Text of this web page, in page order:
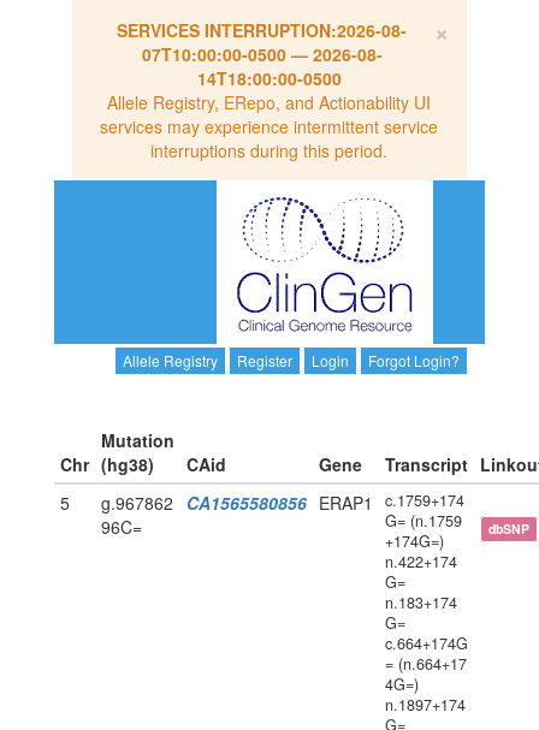
×
SERVICES INTERRUPTION:2026-08-
07T10:00:00-0500— 2026-08-
14T18:00:00-0500
Allele Registry, ERepo, and Actionability UI
services may experience intermittent service
interruptions during this period.
Allele Registry Register Login Forgot Login?
Chr
Mutation
(hg38)
CAid Gene Transcript
5
g.967862
96C=
CA1565580856 ERAP1
c.1759+174
G= (n.1759
+174G=)
n.422+174
G=
n.183+174
G=
c.664+174G
= (n.664+17
4G=)
n.1897+174
G=
dbSNP